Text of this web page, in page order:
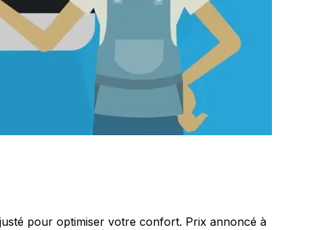
pour optimiser votre confort. Prix annoncé à